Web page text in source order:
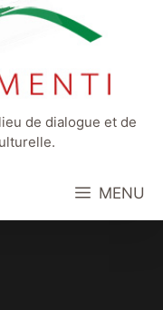
de dialogue et de
MENU